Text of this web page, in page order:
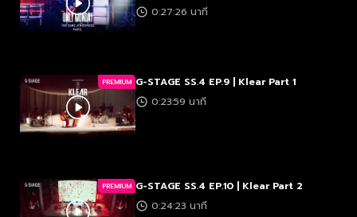
0:27:26 นาที
PREMIUM G-STAGE SS.4 EP.9 | Klear Part 1
0:23:59 นาที
PREMIUM G-STAGE SS.4 EP.10 | Klear Part 2
0:24:23 นาที